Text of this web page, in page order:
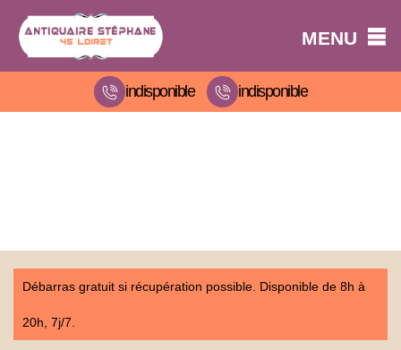
MENU
indisponible indisponible
Débarras gratuit si récupération possible. Disponible de 8h à
20h, 7j/7.